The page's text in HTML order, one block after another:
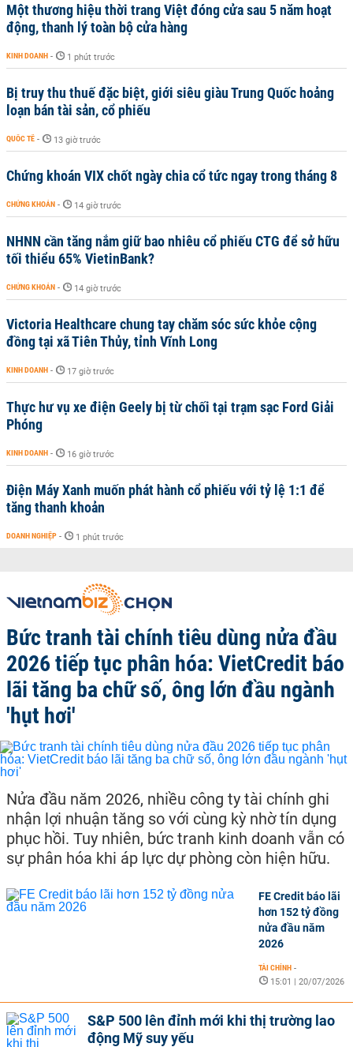
Một thương hiệu thời trang Việt đóng cửa sau 5 năm hoạt
động, thanh lý toàn bộ cửa hàng
KINH DOANH - 1 phút trước
Bị truy thu thuế đặc biệt, giới siêu giàu Trung Quốc hoảng
loạn bán tài sản, cổ phiếu
QUỐC TẾ - 13 giờ trước
Chứng khoán VIX chốt ngày chia cổ tức ngay trong tháng 8
CHỨNG KHOÁN - 14 giờ trước
NHNN cần tăng nắm giữ bao nhiêu cổ phiếu CTG để sở hữu
tối thiểu 65% VietinBank?
CHỨNG KHOÁN - 14 giờ trước
Victoria Healthcare chung tay chăm sóc sức khỏe cộng
đồng tại xã Tiên Thủy, tỉnh Vĩnh Long
KINH DOANH - 17 giờ trước
Thực hư vụ xe điện Geely bị từ chối tại trạm sạc Ford Giải
Phóng
KINH DOANH - 16 giờ trước
Điện Máy Xanh muốn phát hành cổ phiếu với tỷ lệ 1:1 để
tăng thanh khoản
DOANH NGHIỆP - 1 phút trước
Bức tranh tài chính tiêu dùng nửa đầu
2026 tiếp tục phân hóa: VietCredit báo
lãi tăng ba chữ số, ông lớn đầu ngành
'hụt hơi'
Nửa đầu năm 2026, nhiều công ty tài chính ghi
nhận lợi nhuận tăng so với cùng kỳ nhờ tín dụng
phục hồi. Tuy nhiên, bức tranh kinh doanh vẫn có
sự phân hóa khi áp lực dự phòng còn hiện hữu.
FE Credit báo lãi
hơn 152 tỷ đồng
nửa đầu năm
2026
TÀI CHÍNH -
15:01 | 20/07/2026
S&P 500 lên đỉnh mới khi thị trường lao
động Mỹ suy yếu